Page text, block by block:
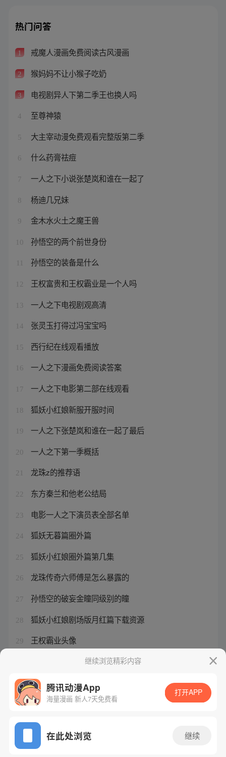
热门问答
1 戒魔人漫画免费阅读古风漫画
2 猴妈妈不让小猴子吃奶
3 电视剧异人下第二季王也换人吗
4 至尊神猿
5 大主宰动漫免费观看完整版第二季
6 什么药膏祛痘
7 一人之下小说张楚岚和谁在一起了
8 杨迪几兄妹
9 金木水火土之魔王兽
10 孙悟空的两个前世身份
孙悟空的装备是什么
12 王权富贵和王权霸业是一个人吗
13 一人之下电视剧观高清
14 张灵玉打得过冯宝宝吗
15 西行纪在线观看播放
16 一人之下漫画免费阅读答案
17 一人之下电影第二部在线观看
18 狐妖小红娘新服开服时间
19 一人之下张楚岚和谁在一起了最后
20 一人之下第一季概括
21 龙珠z的推荐语
22 东方秦兰和他老公结局
23 电影一人之下演员表全部名单
24 狐妖无暮篇圈外篇
25 狐妖小红娘圈外篇第几集
26 龙珠传奇六师傅是怎么暴露的
27 孙悟空的破妄金瞳同级别的瞳
28 狐妖小红娘剧场版月红篇下载资源
29 王权霸业头像
元尊周元人物介绍继续浏览精彩内容
腾讯动漫App
海量漫画 新人7天免费看
打开APP
在此处浏览 继续
网站备案/许可证号：粤B2-20090059-5
Copyright©1998 - 2026 Tencent. All Rights Reserved